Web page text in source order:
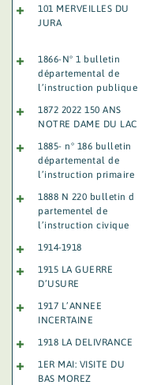
101 MERVEILLES DU
JURA
1866-N° 1 bulletin
départemental de
l’instruction publique
1872 2022 150 ANS
NOTRE DAME DU LAC
1885- n° 186 bulletin
départemental de
l’instruction primaire
1888 N 220 bulletin d
partementel de
l’instruction civique
1914-1918
1915 LA GUERRE
D’USURE
1917 L’ANNEE
INCERTAINE
1918 LA DELIVRANCE
1ER MAI: VISITE DU
BAS MOREZ